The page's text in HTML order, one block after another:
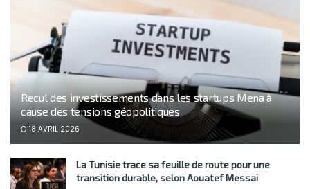
Recul des investissements dans les startups Mena à
cause des tensions géopolitiques
18 AVRIL 2026
La Tunisie trace sa feuille de route pour une
transition durable, selon Aouatef Messai